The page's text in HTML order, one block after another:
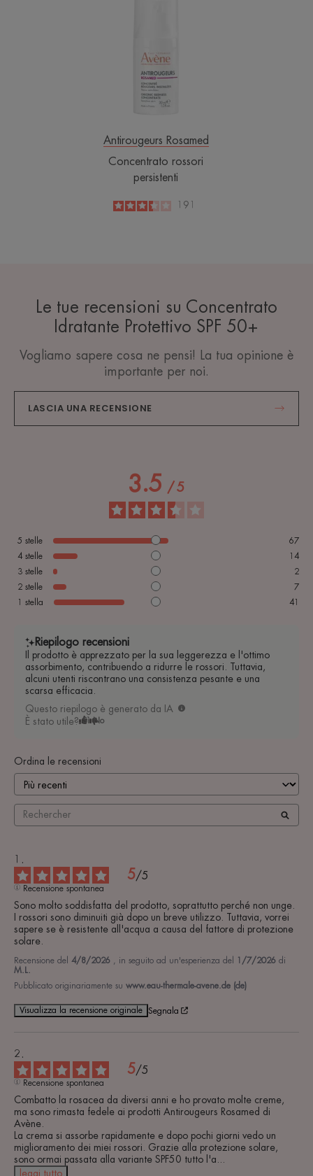
Antirougeurs Rosamed
Concentrato rossori
persistenti
3.4
191
Le tue recensioni su Concentrato
Idratante Protettivo SPF 50+
Vogliamo sapere cosa ne pensi! La tua opinione è
importante per noi.
LASCIA UNA RECENSIONE
3.5 /5
5 stelle
67
4 stelle
14
3 stelle
2
2 stelle
7
1 stella 41
Riepilogo recensioni
Il prodotto è apprezzato per la sua leggerezza e l'ottimo
assorbimento, contribuendo a ridurre le rossori. Tuttavia,
alcuni utenti riscontrano una consistenza pesante e una
scarsa efficacia.
Questo riepilogo è generato da IA
È stato utile? Sì No
Ordina le recensioni
5/5
Recensione spontanea
Sono molto soddisfatta del prodotto, soprattutto perché non unge.
I rossori sono diminuiti già dopo un breve utilizzo. Tuttavia, vorrei
sapere se è resistente all'acqua a causa del fattore di protezione
solare.
Recensione del 4/8/2026 , in seguito ad un'esperienza del 1/7/2026 di
M.L.
Pubblicato originariamente su www.eau-thermale-avene.de (de)
Visualizza la recensione originale Segnala
5/5
Recensione spontanea
Combatto la rosacea da diversi anni e ho provato molte creme,
ma sono rimasta fedele ai prodotti Antirougeurs Rosamed di
Avène.
La crema si assorbe rapidamente e dopo pochi giorni vedo un
miglioramento dei miei rossori. Grazie alla protezione solare,
sono ormai passata alla variante SPF50 tutto l'a
leggi tutto